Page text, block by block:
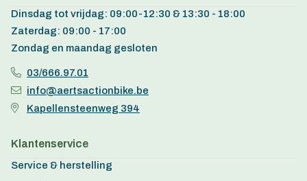
Dinsdag tot vrijdag: 09:00-12:30 & 13:30 - 18:00
Zaterdag: 09:00 - 17:00
Zondag en maandag gesloten
03/666.97.01
info@aertsactionbike.be
Kapellensteenweg 394
Klantenservice
Service & herstelling